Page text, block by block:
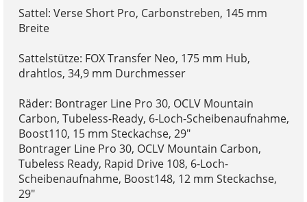
Sattel: Verse Short Pro, Carbonstreben, 145 mm
Breite
Sattelstütze: FOX Transfer Neo, 175 mm Hub,
drahtlos, 34,9 mm Durchmesser
Räder: Bontrager Line Pro 30, OCLV Mountain
Carbon, Tubeless-Ready, 6-Loch-Scheibenaufnahme,
Boost110, 15 mm Steckachse, 29"
Bontrager Line Pro 30, OCLV Mountain Carbon,
Tubeless Ready, Rapid Drive 108, 6-Loch-
Scheibenaufnahme, Boost148, 12 mm Steckachse,
29"